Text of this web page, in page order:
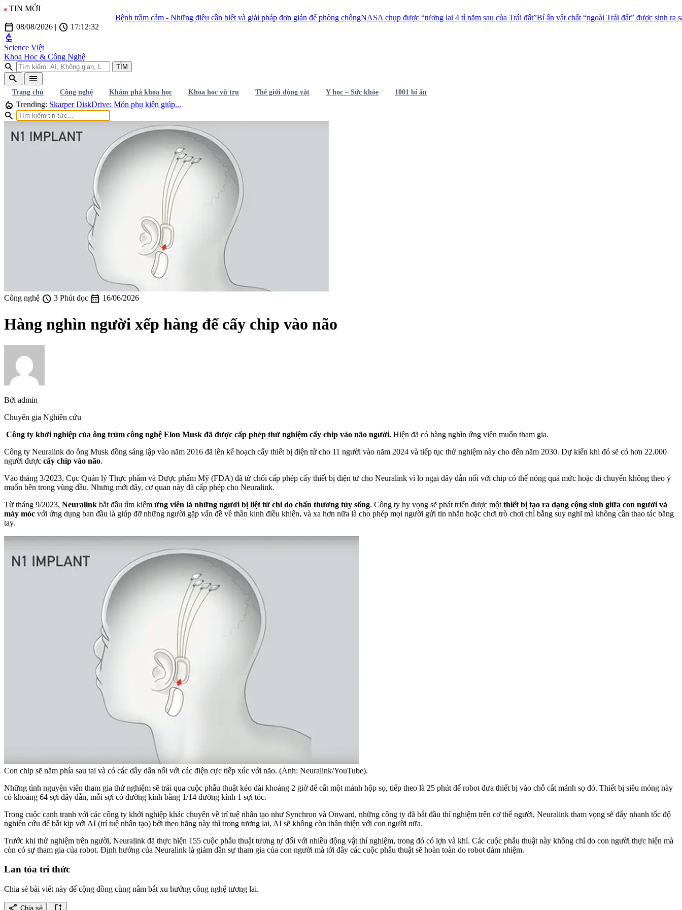
TIN MỚI
Bệnh trầm cảm - Những điều cần biết và giải pháp đơn giản để phòng chốngNASA chụp được “tương lai 4 tỉ năm sau của Trái đất” Bí ẩn vật chất “ngoài Trái đất” được sinh ra sau vụ
calendar_today 08/08/2026 | schedule 17:12:33
biotech
Science Việt
Khoa Học & Công Nghệ
search TÌM
search menu
Trang chủ Công nghệ Khám phá khoa học Khoa học vũ trụ Thế giới động vật Y học – Sức khỏe 1001 bí ẩn
local_fire_department Trending: Skarper DiskDrive: Món phụ kiện giúp...
search
Công nghệ schedule 3 Phút đọc calendar_month 16/06/2026
Hàng nghìn người xếp hàng để cấy chip vào não
Bởi admin
Chuyên gia Nghiên cứu
Công ty khởi nghiệp của ông trùm công nghệ Elon Musk đã được cấp phép thử nghiệm cấy chip vào não người. Hiện đã có hàng nghìn ứng viên muốn tham gia.
Công ty Neuralink do ông Musk đồng sáng lập vào năm 2016 đã lên kế hoạch cấy thiết bị điện tử cho 11 người vào năm 2024 và tiếp tục thử nghiệm này cho đến năm 2030. Dự kiến khi đó sẽ có hơn 22.000
người được cấy chip vào não.
Vào tháng 3/2023, Cục Quản lý Thực phẩm và Dược phẩm Mỹ (FDA) đã từ chối cấp phép cấy thiết bị điện tử cho Neuralink vì lo ngại dây dẫn nối với chip có thể nóng quá mức hoặc di chuyển không theo ý
muốn bên trong vùng đầu. Nhưng mới đây, cơ quan này đã cấp phép cho Neuralink.
Từ tháng 9/2023, Neuralink bắt đầu tìm kiếm ứng viên là những người bị liệt tứ chi do chấn thương tủy sống. Công ty hy vọng sẽ phát triển được một thiết bị tạo ra dạng cộng sinh giữa con người và
máy móc với ứng dụng ban đầu là giúp đỡ những người gặp vấn đề về thần kinh điều khiển, và xa hơn nữa là cho phép mọi người gửi tin nhắn hoặc chơi trò chơi chỉ bằng suy nghĩ mà không cần thao tác bằng
tay.
Con chip sẽ nằm phía sau tai và có các dây dẫn nối với các điện cực tiếp xúc với não. (Ảnh: Neuralink/YouTube).
Những tình nguyện viên tham gia thử nghiệm sẽ trải qua cuộc phẫu thuật kéo dài khoảng 2 giờ để cắt một mảnh hộp sọ, tiếp theo là 25 phút để robot đưa thiết bị vào chỗ cắt mảnh sọ đó. Thiết bị siêu mỏng này
có khoảng 64 sợi dây dẫn, mỗi sợi có đường kính bằng 1/14 đường kính 1 sợi tóc.
Trong cuộc cạnh tranh với các công ty khởi nghiệp khác chuyên về trí tuệ nhân tạo như Synchron và Onward, những công ty đã bắt đầu thí nghiệm trên cơ thể người, Neuralink tham vọng sẽ đẩy nhanh tốc độ
nghiên cứu để bắt kịp với AI (trí tuệ nhân tạo) bởi theo hãng này thì trong tương lai, AI sẽ không còn thân thiện với con người nữa.
Trước khi thử nghiệm trên người, Neuralink đã thực hiện 155 cuộc phẫu thuật tương tự đối với nhiều động vật thí nghiệm, trong đó có lợn và khỉ. Các cuộc phẫu thuật này không chỉ do con người thực hiện mà
còn có sự tham gia của robot. Định hướng của Neuralink là giảm dần sự tham gia của con người mà tới đây các cuộc phẫu thuật sẽ hoàn toàn do robot đảm nhiệm.
Lan tỏa tri thức
Chia sẻ bài viết này để cộng đồng cùng nắm bắt xu hướng công nghệ tương lai.
Chia sẻ